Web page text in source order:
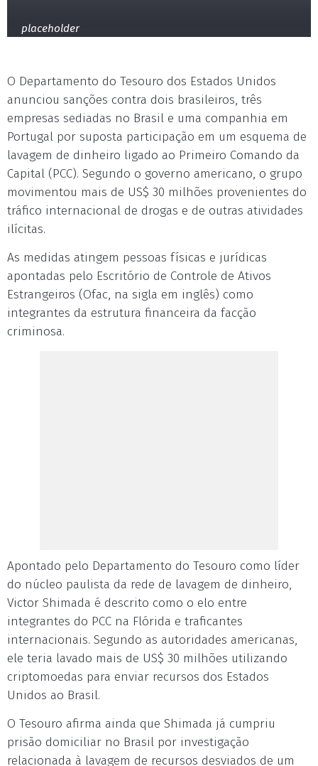
placeholder
O Departamento do Tesouro dos Estados Unidos
anunciou sanções contra dois brasileiros, três
empresas sediadas no Brasil e uma companhia em
Portugal por suposta participação em um esquema de
lavagem de dinheiro ligado ao Primeiro Comando da
Capital (PCC). Segundo o governo americano, o grupo
movimentou mais de US$ 30 milhões provenientes do
tráfico internacional de drogas e de outras atividades
ilícitas.
As medidas atingem pessoas físicas e jurídicas
apontadas pelo Escritório de Controle de Ativos
Estrangeiros (Ofac, na sigla em inglês) como
integrantes da estrutura financeira da facção
criminosa.
Apontado pelo Departamento do Tesouro como líder
do núcleo paulista da rede de lavagem de dinheiro,
Victor Shimada é descrito como o elo entre
integrantes do PCC na Flórida e traficantes
internacionais. Segundo as autoridades americanas,
ele teria lavado mais de US$ 30 milhões utilizando
criptomoedas para enviar recursos dos Estados
Unidos ao Brasil.
O Tesouro afirma ainda que Shimada já cumpriu
prisão domiciliar no Brasil por investigação
relacionada à lavagem de recursos desviados de um